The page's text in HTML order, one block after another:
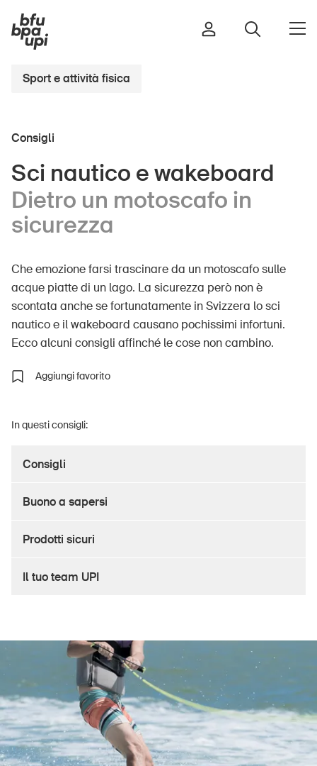
Sport e attività fisica
Casa e giardino
Edifici e impianti
Anziani
Scuola
Imprese
UPI – chi siamo
Politica
Sinus Plus
Prodotti sicuri
Approfondimenti giuridici
Delegate e delegati alla sicurezza e Comuni
Contatto e consulenza
Sport e attività fisica
Consigli
Sci nautico e wakeboard
Dietro un motoscafo in
sicurezza
Che emozione farsi trascinare da un motoscafo sulle
acque piatte di un lago. La sicurezza però non è
scontata anche se fortunatamente in Svizzera lo sci
nautico e il wakeboard causano pochissimi infortuni.
Ecco alcuni consigli affinché le cose non cambino.
Aggiungi favorito
In questi consigli:
Consigli
Buono a sapersi
Prodotti sicuri
Il tuo team UPI